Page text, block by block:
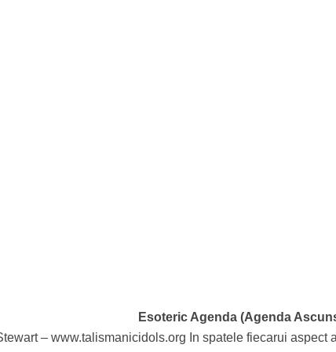
Esoteric Agenda (Agenda
– www.talismanicidols.org In spatele fiecarui aspect